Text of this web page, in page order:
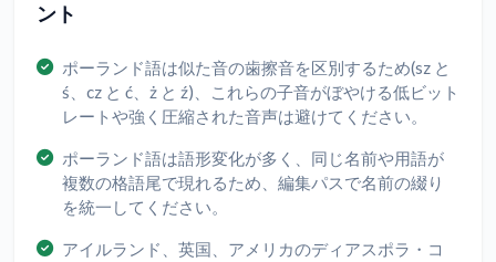
ント
ポーランド語は似た音の歯擦音を区別するため(sz と
ś、cz と ć、ż と ź)、これらの子音がぼやける低ビット
レートや強く圧縮された音声は避けてください。
ポーランド語は語形変化が多く、同じ名前や用語が
複数の格語尾で現れるため、編集パスで名前の綴り
を統一してください。
アイルランド、英国、アメリカのディアスポラ・コ